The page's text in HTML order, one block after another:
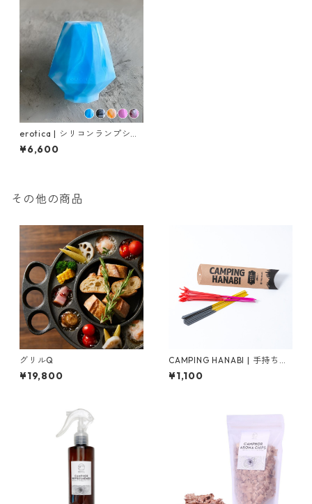
erotica | シリコンランプシェ
ード（Marble / 全５色）
¥6,600
その他の商品
グリルQ
¥19,800
CAMPING HANABI | 手持ち花
火セット
¥1,100